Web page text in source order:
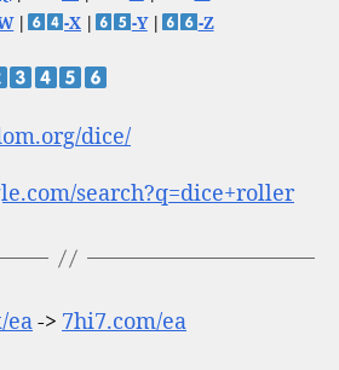
| -X -Y| -Z
dice/
search?q=dice+roller
ea-> 7hi7.com/ea